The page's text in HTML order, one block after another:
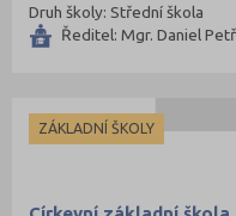
Druh školy: Střední škola
Ředitel: Mgr. Daniel
ZÁKLADNÍ ŠKOLY